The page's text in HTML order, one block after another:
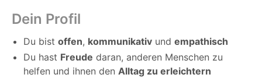
Dein Profil
Du bist offen, kommunikativ und empathisch
Du hast Freude daran, anderen Menschen zu
helfen und ihnen den Alltag zu erleichtern